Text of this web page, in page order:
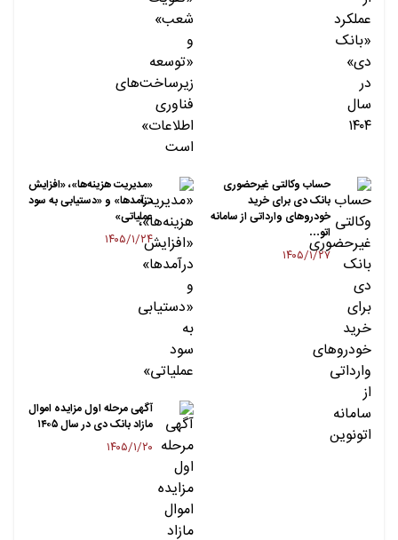
حساب وکالتی غیرحضوری
بانک دی برای خرید
خودروهای وارداتی از سامانه
اتو…
۱۴۰۵/۱/۲۷
«مدیریت هزینه‌ها»، «افزایش
درآمدها» و «دستیابی به سود
عملیاتی»
۱۴۰۵/۱/۲۴
آگهی مرحله اول مزایده اموال
مازاد بانک دی در سال ۱۴۰۵
۱۴۰۵/۱/۲۰